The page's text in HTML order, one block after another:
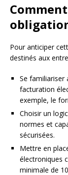
Pour anticiper
destinés aux
Se familiariser
facturation
exemple, le
Choisir un
normes et
sécurisées.
Mettre en
électroniques
minimale de